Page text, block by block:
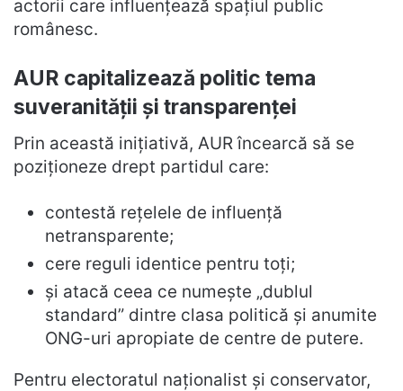
actorii care influențează spațiul public
românesc.
AUR capitalizează politic tema
suveranității și transparenței
Prin această inițiativă, AUR încearcă să se
poziționeze drept partidul care:
contestă rețelele de influență
netransparente;
cere reguli identice pentru toți;
și atacă ceea ce numește „dublul
standard” dintre clasa politică și anumite
ONG-uri apropiate de centre de putere.
Pentru electoratul naționalist și conservator,